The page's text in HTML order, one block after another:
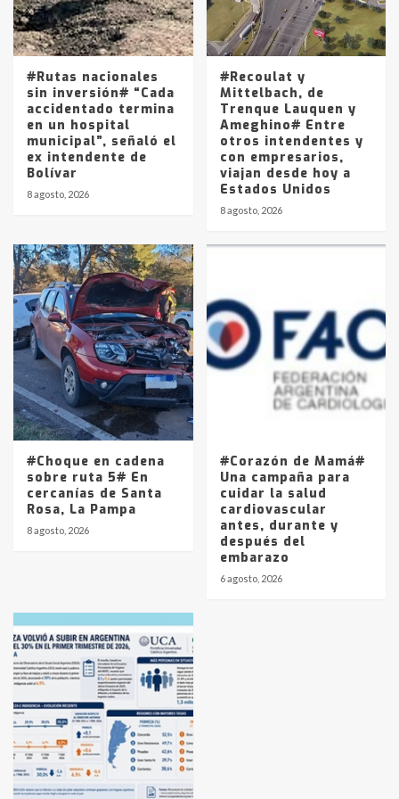
5
Los precios de los combustibles en
La Pampa, desde YPF hasta Axion
entre 857 a 1338 pesos
#Rutas nacionales
sin inversión# “Cada
accidentado termina
en un hospital
municipal”, señaló el
ex intendente de
Bolívar
8 agosto, 2026
#Recoulat y
Mittelbach, de
Trenque Lauquen y
Ameghino# Entre
otros intendentes y
con empresarios,
viajan desde hoy a
Estados Unidos
8 agosto, 2026
#Choque en cadena
sobre ruta 5# En
cercanías de Santa
Rosa, La Pampa
8 agosto, 2026
#Corazón de Mamá#
Una campaña para
cuidar la salud
cardiovascular
antes, durante y
después del
embarazo
6 agosto, 2026